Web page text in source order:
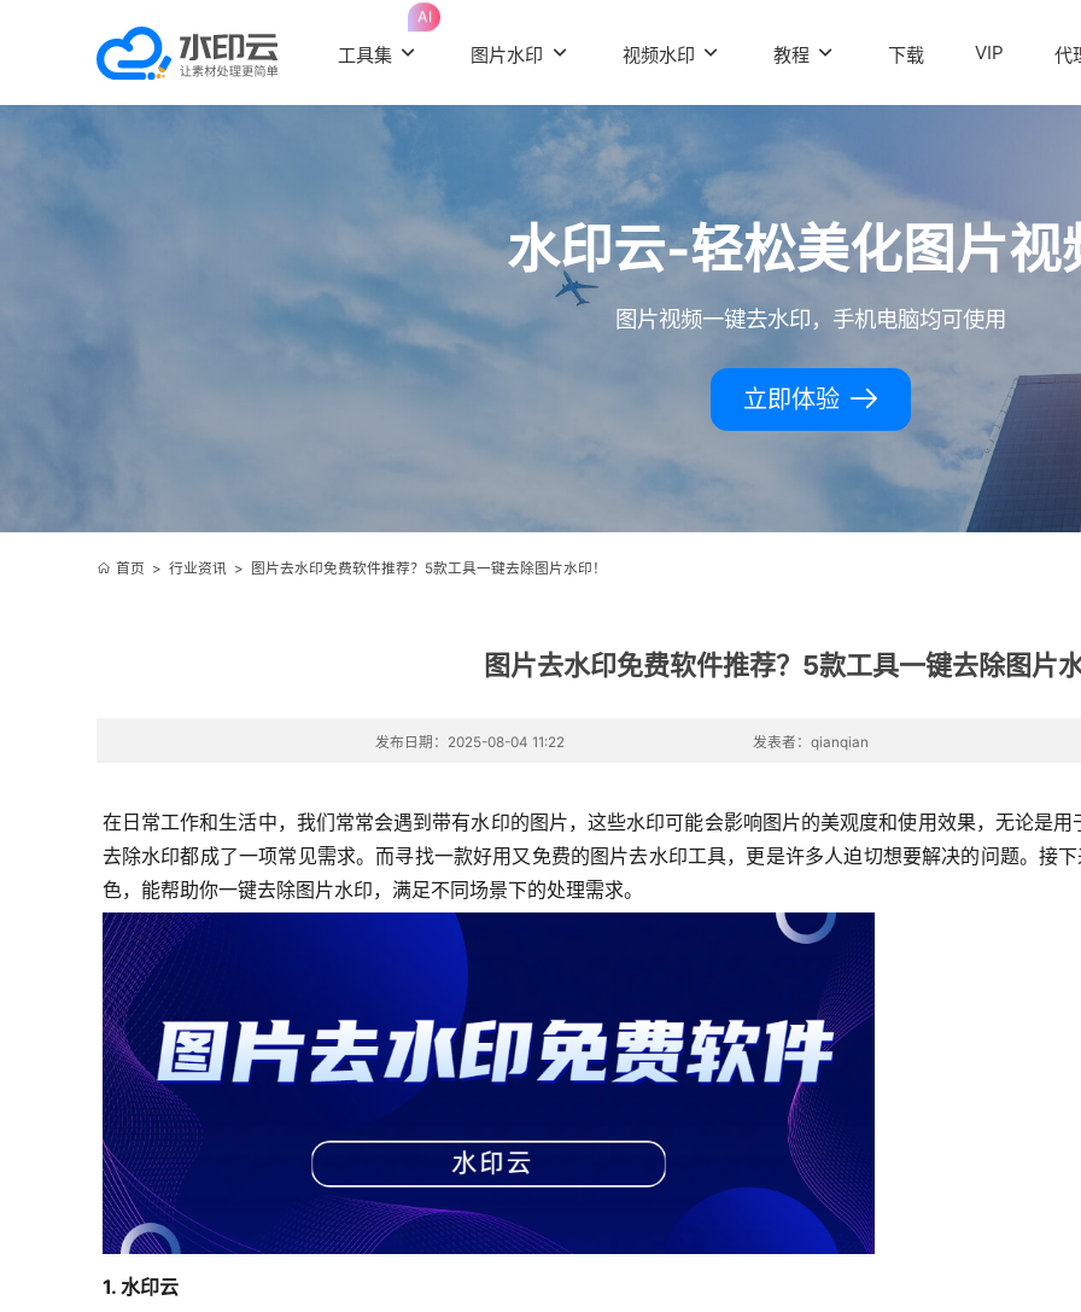
工具集
AI
图片水印 视频水印 教程 下载 VIP 代
水印云-轻松美化图片视
图片视频一键去水印，手机电脑均可使用
立即体验
首页 > 行业资讯> 图片去水印免费软件推荐？5款工具一键去除图片水印！
图片去水印免费软件推荐？5款工具一键去除图片
发布日期：2025-08-04 11:22 发表者：qianqian
在日常工作和生活中，我们常常会遇到带有水印的图片，这些水印可能会影响图片的美观度和使用效果，无论是
去除水印都成了一项常见需求。而寻找一款好用又免费的图片去水印工具，更是许多人迫切想要解决的问题。接
色，能帮助你一键去除图片水印，满足不同场景下的处理需求。
1. 水印云